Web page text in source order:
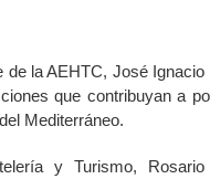
de la AEHTC, José
que contribuyan a
Mediterráneo.
y Turismo, Rosario